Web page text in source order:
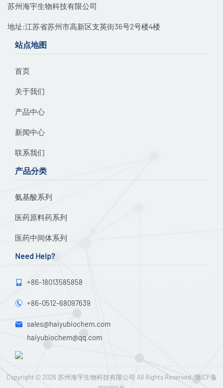
苏州海宇生物科技有限公司
地址:江苏省苏州市高新区支英街36号2号楼4楼
站点地图
首页
关于我们
产品中心
新闻中心
联系我们
产品分类
氨基酸系列
医药原料药系列
医药中间体系列
Need Help?
 +86-18013585858
 +86-0512-68097639
 sales@haiyubiochem.com
haiyubiochem@qq.com
Copyright © 2026 苏州海宇生物科技有限公司 All Rights Reserved.浙ICP备